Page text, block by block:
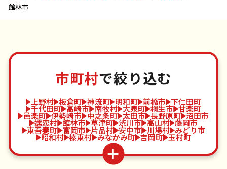
館林市
市町村で絞り込む
上野村 板倉町 神流町 明和町 前橋市 下仁田町
千代田町 高崎市 南牧村 大泉町 桐生市 甘楽町
邑楽町 伊勢崎市 中之条町 太田市 長野原町 沼田市
嬬恋村 館林市 草津町 渋川市 高山村 藤岡市
東吾妻町 富岡市 片品村 安中市 川場村 みどり市
昭和村 榛東村 みなかみ町 吉岡町 玉村町